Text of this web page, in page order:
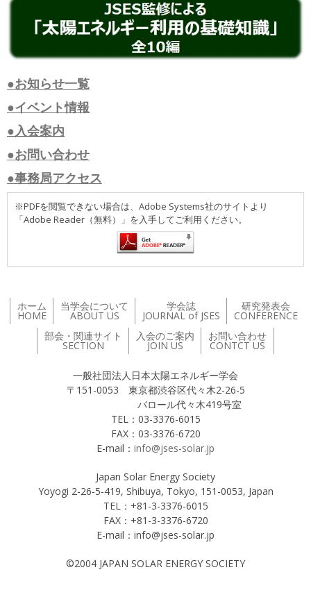
●お知らせ一覧
●イベント情報
●入会案内
●お問い合わせ
●事務局アクセス
※PDFを閲覧できない場合は、Adobe Systems社のサイトより
「Adobe Reader（無料）」を入手してご利用ください。
ホーム
HOME
当学会について
ABOUT US
学会誌
JOURNAL of JSES
研究発表会
CONFERENCE
部会・関連サイト
SECTION
入会のご案内
JOIN US
お問い合わせ
CONTCT US
一般社団法人日本太陽エネルギー学会
〒151-0053 東京都渋谷区代々木2-26-5
バロール代々木419号室
TEL：03-3376-6015
FAX：03-3376-6720
E-mail： info@jses-solar.jp
Japan Solar Energy Society
Yoyogi 2-26-5-419, Shibuya, Tokyo, 151-0053, Japan
TEL：+81-3-3376-6015
FAX：+81-3-3376-6720
E-mail：info@jses-solar.jp
©2004 JAPAN SOLAR ENERGY SOCIETY